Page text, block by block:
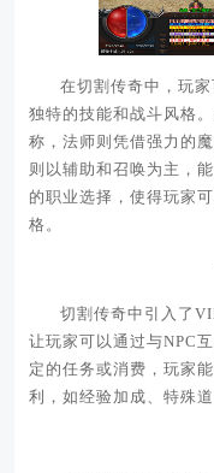
在切割传奇中，玩
独特的技能和战斗风格
称，法师则凭借强力的
则以辅助和召唤为主，
的职业选择，使得玩家
格。
切割传奇中引入了
让玩家可以通过与NPC
定的任务或消费，玩家
利，如经验加成、特殊道